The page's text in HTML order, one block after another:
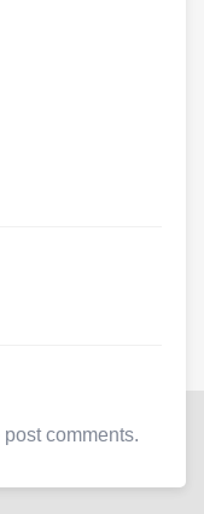
post comments.